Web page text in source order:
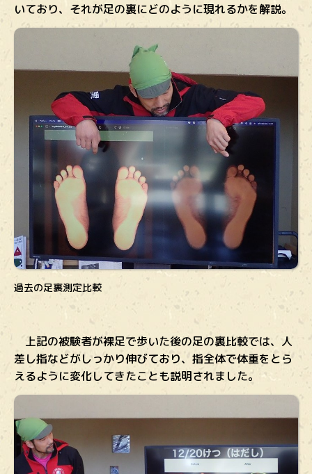
いており、それが足の裏にどのように現れるかを解説。
過去の足裏測定比較
上記の被験者が裸足で歩いた後の足の裏比較では、人
差し指などがしっかり伸びており、指全体で体重をとら
えるように変化してきたことも説明されました。